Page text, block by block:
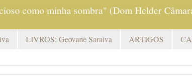
como minha sombra" (Dom Helder
LIVROS: Geovane Saraiva ARTIGOS